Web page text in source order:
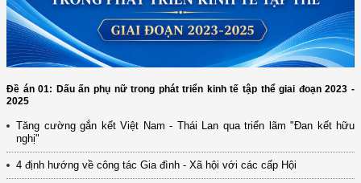
Đề án 01: Dấu ấn phụ nữ trong phát triển kinh tế tập thể giai đoạn 2023 -
2025
Tăng cường gắn kết Việt Nam - Thái Lan qua triển lãm "Đan kết hữu
nghị"
4 định hướng về công tác Gia đình - Xã hội với các cấp Hội